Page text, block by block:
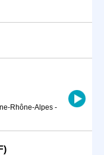
Rhône-Alpes -